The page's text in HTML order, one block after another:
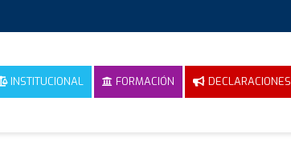
INSTITUCIONAL FORMACIÓN DECLARACIONES